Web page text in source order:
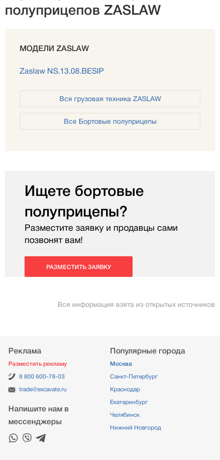
полуприцепов ZASLAW
МОДЕЛИ ZASLAW
Zaslaw NS.13.08.BESIP
Вся грузовая техника ZASLAW
Все Бортовые полуприцепы
Ищете бортовые
полуприцепы?
Разместите заявку и продавцы сами
позвонят вам!
РАЗМЕСТИТЬ ЗАЯВКУ
Вся информация взята из открытых источников
Реклама
Разместить рекламу
8 800 600-78-03
trade@excavate.ru
Напишите нам в
мессенджеры
Популярные города
Москва
Санкт-Петербург
Краснодар
Екатеринбург
Челябинск
Нижний Новгород